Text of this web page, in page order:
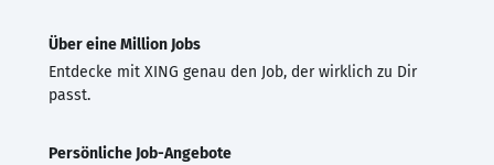
Über eine Million Jobs
Entdecke mit XING genau den Job, der wirklich zu Dir
passt.
Persönliche Job-Angebote